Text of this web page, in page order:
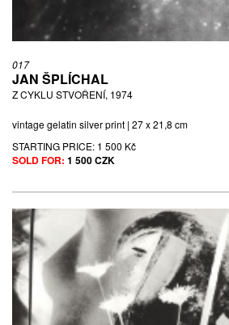
017
JAN ŠPLÍCHAL
Z CYKLU STVOŘENÍ, 1974
vintage gelatin silver print | 27 x 21,8 cm
STARTING PRICE: 1 500 Kč
SOLD FOR: 1 500 CZK